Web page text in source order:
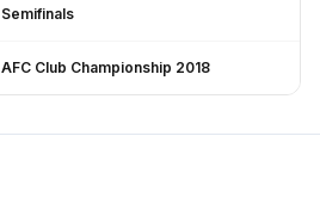
Semifinals
AFC Club Championship 2018